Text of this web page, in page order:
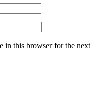
in this browser for the next